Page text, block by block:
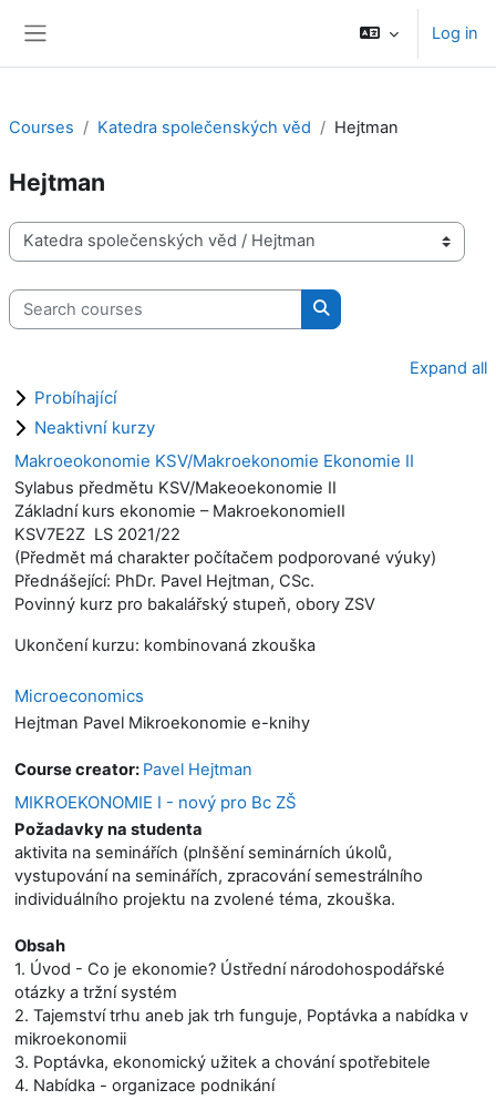
Log in
Courses Katedra společenských věd Hejtman
Hejtman
Course categories
Search courses
Search courses
Expand all
Probíhající
Neaktivní kurzy
Makroeokonomie KSV/Makroekonomie Ekonomie II
Sylabus předmětu KSV/Makeoekonomie II
Základní kurs ekonomie – MakroekonomieII
KSV7E2Z LS 2021/22
(Předmět má charakter počítačem podporované výuky)
Přednášející: PhDr. Pavel Hejtman, CSc.
Povinný kurz pro bakalářský stupeň, obory ZSV
Ukončení kurzu: kombinovaná zkouška
Microeconomics
Hejtman Pavel Mikroekonomie e-knihy
Course creator: Pavel Hejtman
MIKROEKONOMIE I - nový pro Bc ZŠ
Požadavky na studenta
aktivita na seminářích (plnšění seminárních úkolů,
vystupování na seminářích, zpracování semestrálního
individuálního projektu na zvolené téma, zkouška.
Obsah
1. Úvod - Co je ekonomie? Ústřední národohospodářské
otázky a tržní systém
2. Tajemství trhu aneb jak trh funguje, Poptávka a nabídka v
mikroekonomii
3. Poptávka, ekonomický užitek a chování spotřebitele
4. Nabídka - organizace podnikání